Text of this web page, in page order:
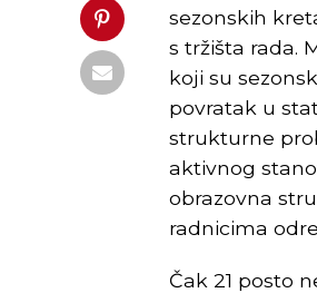
sezonskih
s tržišta rada.
koji su
povratak u
strukturne
aktivnog
obrazovna
radnicima
Čak 21 posto